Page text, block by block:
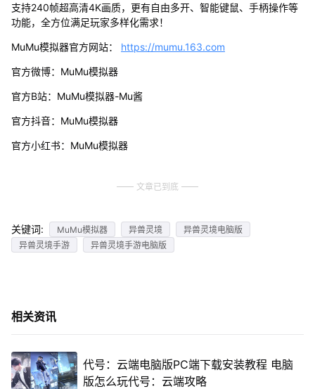
支持240帧超高清4K画质，更有自由多开、智能键鼠、手柄操作等
功能，全方位满足玩家多样化需求！
MuMu模拟器官方网站： https://mumu.163.com
官方微博：MuMu模拟器
官方B站：MuMu模拟器-Mu酱
官方抖音：MuMu模拟器
官方小红书：MuMu模拟器
文章已到底
关键词: MuMu模拟器 异兽灵境
异兽灵境电脑版
异兽灵境手游
异兽灵境手游电脑版
相关资讯
代号：云端电脑版PC端下载安装教程 电脑
版怎么玩代号：云端攻略